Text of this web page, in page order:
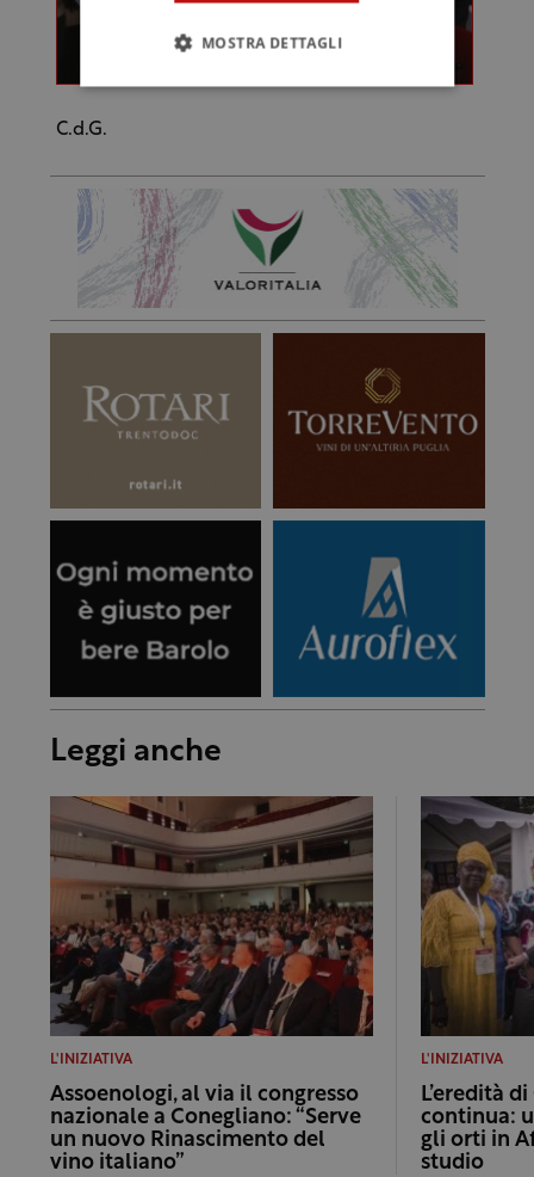
C.d.G.
Leggi anche
L'INIZIATIVA
Assoenologi, al via il congresso
nazionale a Conegliano: “Serve
un nuovo Rinascimento del
vino italiano”
L'INIZIATIVA
L’eredità
continua:
gli orti in
studio
MOSTRA DETTAGLI